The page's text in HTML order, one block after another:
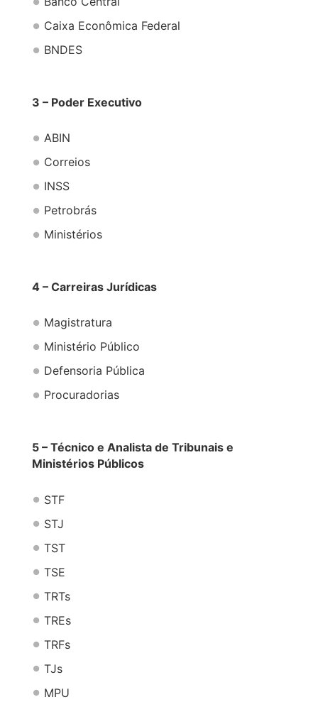
Caixa Econômica Federal
BNDES
3 – Poder Executivo
ABIN
Correios
INSS
Petrobrás
Ministérios
4 – Carreiras Jurídicas
Magistratura
Ministério Público
Defensoria Pública
Procuradorias
5 – Técnico e Analista de Tribunais e
Ministérios Públicos
STF
STJ
TST
TSE
TRTs
TREs
TRFs
TJs
MPU